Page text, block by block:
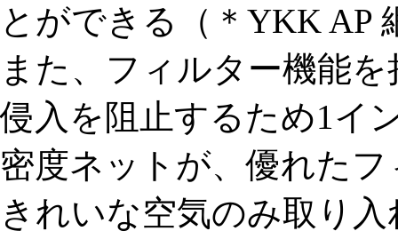
とができる（＊YKK
また、フィルター機能
侵入を阻止するため1イ
密度ネットが、優れた
きれいな空気のみ取り